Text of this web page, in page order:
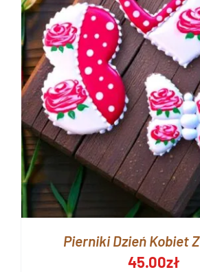
Pierniki Dzień Kobiet
45.00zł